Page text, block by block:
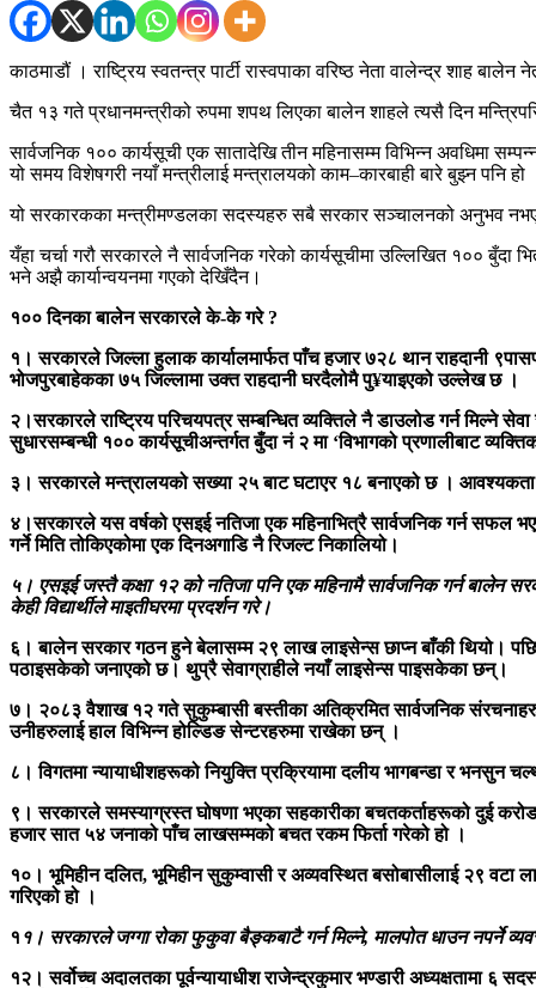
काठमाडौं । राष्ट्रिय स्वतन्त्र पार्टी रास्वपाका वरिष्ठ नेता वालेन्द्र शाह
चैत १३ गते प्रधानमन्त्रीको रुपमा शपथ लिएका बालेन शाहले त्यसै दिन
सार्वजनिक १०० कार्यसूची एक सातादेखि तीन महिनासम्म विभिन्न अवधिमा
यो समय विशेषगरी नयाँ मन्त्रीलाई मन्त्रालयको काम–कारबाही बारे बुझ्न पनि हो
यो सरकारकका मन्त्रीमण्डलका सदस्यहरु सबै सरकार सञ्चालनको अनुभव
यँहा चर्चा गरौ सरकारले नै सार्वजनिक गरेको कार्यसूचीमा उल्लिखित १००
भने अझै कार्यान्वयनमा गएको देखिँदैन।
१०० दिनका बालेन सरकारले के-के गरे ?
१। सरकारले जिल्ला हुलाक कार्यालमार्फत पाँच हजार ७२८ थान राहदानी
भोजपुरबाहेकका ७५ जिल्लामा उक्त राहदानी घरदैलोमै पु¥याइएको उल्लेख छ ।
२।सरकारले राष्ट्रिय परिचयपत्र सम्बन्धित व्यक्तिले नै डाउलोड गर्न मिल्ने
सुधारसम्बन्धी १०० कार्यसूचीअन्तर्गत बुँदा नं २ मा ‘विभागको प्रणालीबाट
३। सरकारले मन्त्रालयको सख्या २५ बाट घटाएर १८ बनाएको छ ।
४।सरकारले यस वर्षको एसइई नतिजा एक महिनाभित्रै सार्वजनिक गर्न सफल
गर्ने मिति तोकिएकोमा एक दिनअगाडि नै रिजल्ट निकालियो।
५। एसइई जस्तै कक्षा १२ को नतिजा पनि एक महिनामै सार्वजनिक गर्न बालेन
केही विद्यार्थीले माइतीघरमा प्रदर्शन गरे।
६। बालेन सरकार गठन हुने बेलासम्म २९ लाख लाइसेन्स छाप्न बाँकी थियो।
पठाइसकेको जनाएको छ। थुप्रै सेवाग्राहीले नयाँ लाइसेन्स पाइसकेका छन्।
७। २०८३ वैशाख १२ गते सुकुम्बासी बस्तीका अतिक्रमित सार्वजनिक
उनीहरुलाई हाल विभिन्न होल्डिङ सेन्टरहरुमा राखेका छन् ।
८। विगतमा न्यायाधीशहरूको नियुक्ति प्रक्रियामा दलीय भागबन्डा र भनसुन
९। सरकारले समस्याग्रस्त घोषणा भएका सहकारीका बचतकर्ताहरूको दुई
हजार सात ५४ जनाको पाँच लाखसम्मको बचत रकम फिर्ता गरेको हो ।
१०। भूमिहीन दलित, भूमिहीन सुकुम्वासी र अव्यवस्थित बसोबासीलाई २९ वटा
गरिएको हो ।
१ १। सरकारले जग्गा रोका फुकुवा बैङ्कबाटै गर्न मिल्ने, मालपोत धाउन नपर्ने
१२। सर्वोच्च अदालतका पूर्वन्यायाधीश राजेन्द्रकुमार भण्डारी अध्यक्षतामा ६